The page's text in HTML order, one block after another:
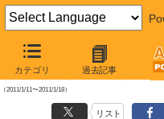
カテゴリ 過去記事
【 2011年1月22日号 】
coneco.net人気ランキング
（2011/1/11〜2011/1/18）
リスト